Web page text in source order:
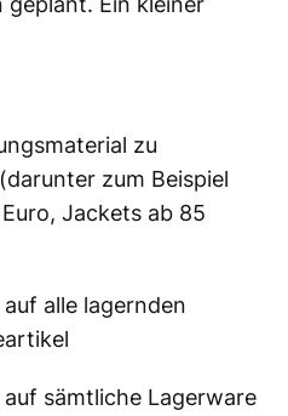
zu
zum Beispiel
Jackets ab 85
alle lagernden
sämtliche Lagerware